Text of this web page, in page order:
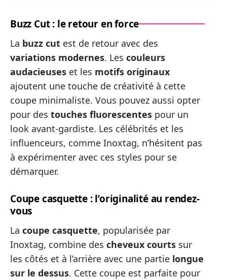
Buzz Cut : le retour en force
La buzz cut est de retour avec des
variations modernes. Les couleurs
audacieuses et les motifs originaux
ajoutent une touche de créativité à cette
coupe minimaliste. Vous pouvez aussi opter
pour des touches fluorescentes pour un
look avant-gardiste. Les célébrités et les
influenceurs, comme Inoxtag, n’hésitent pas
à expérimenter avec ces styles pour se
démarquer.
Coupe casquette : l’originalité au rendez-
vous
La coupe casquette, popularisée par
Inoxtag, combine des cheveux courts sur
les côtés et à l’arrière avec une partie longue
sur le dessus. Cette coupe est parfaite pour